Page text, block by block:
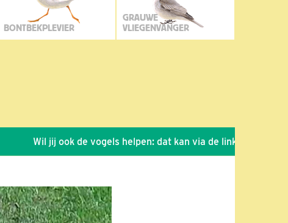
BONTBEKPLEVIER
GRAUWE
VLIEGENVANGER
Wil jij ook de vogels helpen: dat kan via de link! *